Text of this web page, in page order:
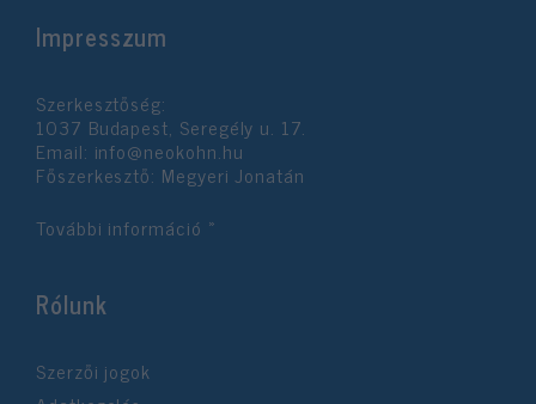
Impresszum
Szerkesztőség:
1037 Budapest, Seregély u. 17.
Email: info@neokohn.hu
Főszerkesztő: Megyeri Jonatán
További információ »
Rólunk
Szerzői jogok